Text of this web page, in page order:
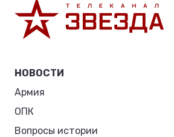
НОВОСТИ
Армия
ОПК
Вопросы истории